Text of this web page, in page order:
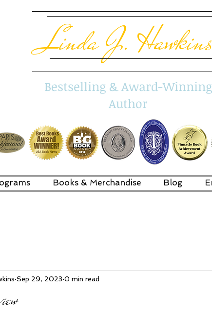
Linda J. Hawkins
Bestselling & Award-Winning
Author
Books & Merchandise Blog
Sep 29, 2023 0 min read